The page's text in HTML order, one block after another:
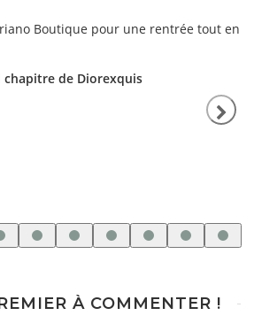
chapitre de Diorexquis
À COMMENTER !